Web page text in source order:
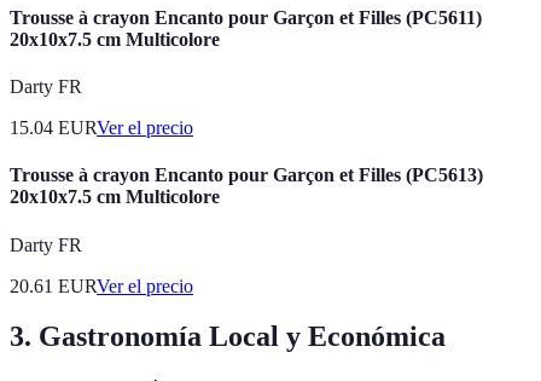
Trousse à crayon Encanto pour Garçon et Filles (PC5611)
20x10x7.5 cm Multicolore
Darty FR
15.04 EURVer el precio
Trousse à crayon Encanto pour Garçon et Filles (PC5613)
20x10x7.5 cm Multicolore
Darty FR
20.61 EURVer el precio
3. Gastronomía Local y Económica